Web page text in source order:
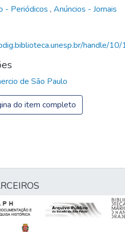
- Periódicos , Anúncios - Jornais
handle/
de São Paulo
do item completo